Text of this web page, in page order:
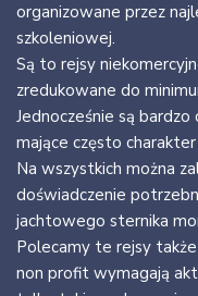
organizowane przez
szkoleniowej.
Są to rejsy
zredukowane do
Jednocześnie są
mające często
Na wszystkich można
doświadczenie
jachtowego sternika
Polecamy te rejsy
non profit wymagają